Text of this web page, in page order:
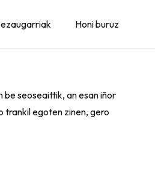
Honi buruz
seoseaittik, an esan iñor
trankil egoten zinen, gero